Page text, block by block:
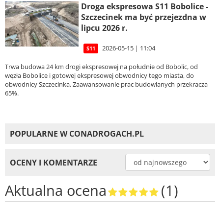
Droga ekspresowa S11 Bobolice -
Szczecinek ma być przejezdna w
lipcu 2026 r.
S11 2026-05-15 | 11:04
Trwa budowa 24 km drogi ekspresowej na południe od Bobolic, od
węzła Bobolice i gotowej ekspresowej obwodnicy tego miasta, do
obwodnicy Szczecinka. Zaawansowanie prac budowlanych przekracza
65%.
POPULARNE W CONADROGACH.PL
OCENY I KOMENTARZE
Aktualna ocena (1)